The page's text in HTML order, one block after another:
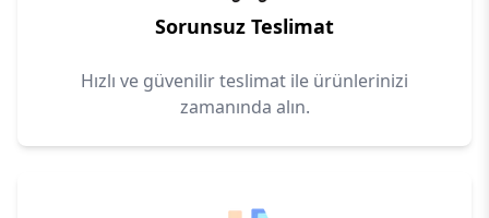
Sorunsuz Teslimat
Hızlı ve güvenilir teslimat ile ürünlerinizi
zamanında alın.